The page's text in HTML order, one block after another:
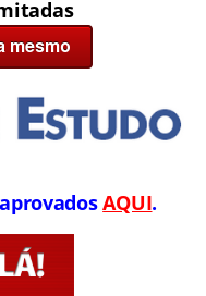
AQUI.